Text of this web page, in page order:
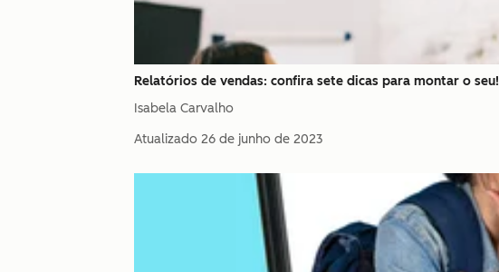
Relatórios de vendas: confira sete dicas para montar o seu!
Isabela Carvalho
Atualizado 26 de junho de 2023